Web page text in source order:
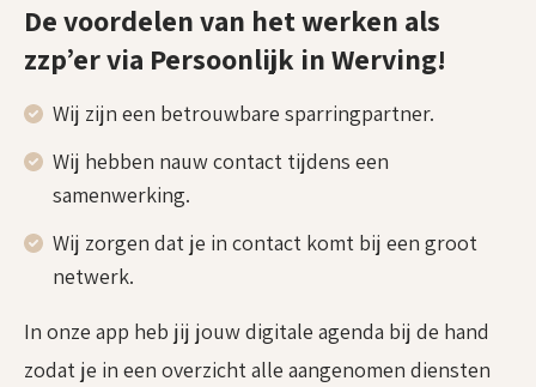
De voordelen van het werken als
zzp’er via Persoonlijk in Werving!
Wij zijn een betrouwbare sparringpartner.
Wij hebben nauw contact tijdens een
samenwerking.
Wij zorgen dat je in contact komt bij een groot
netwerk.
In onze app heb jij jouw digitale agenda bij de hand
zodat je in een overzicht alle aangenomen diensten